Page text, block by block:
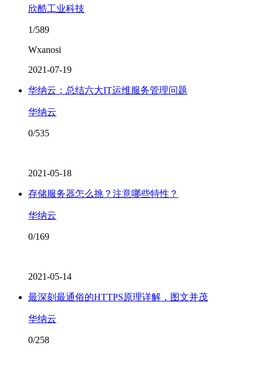
欣酷工业科技
1/589
Wxanosi
2021-07-19
华纳云：总结六大IT运维服务管理问题
华纳云
0/535
2021-05-18
存储服务器怎么挑？注意哪些特性？
华纳云
0/169
2021-05-14
最深刻最通俗的HTTPS原理详解，图文并茂
华纳云
0/258